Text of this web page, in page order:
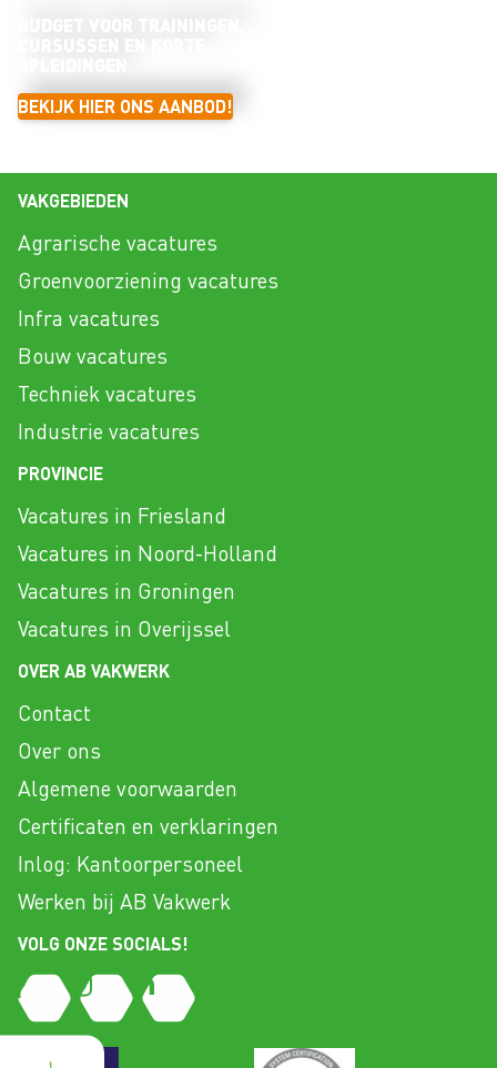
BEKIJK HIER ONS AANBOD!
VAKGEBIEDEN
Agrarische vacatures
Groenvoorziening vacatures
Infra vacatures
Bouw vacatures
Techniek vacatures
Industrie vacatures
PROVINCIE
Vacatures in Friesland
Vacatures in Noord-Holland
Vacatures in Groningen
Vacatures in Overijssel
OVER AB VAKWERK
Contact
Over ons
Algemene voorwaarden
Certificaten en verklaringen
Inlog: Kantoorpersoneel
Werken bij AB Vakwerk
VOLG ONZE SOCIALS!